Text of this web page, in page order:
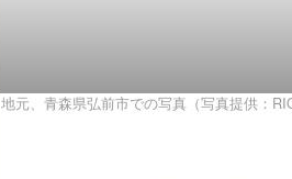
地元、青森県弘前市での写真（写真提供：